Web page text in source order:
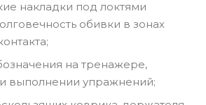
накладки под локтями
обивки в зонах
на тренажере,
выполнении упражнений;